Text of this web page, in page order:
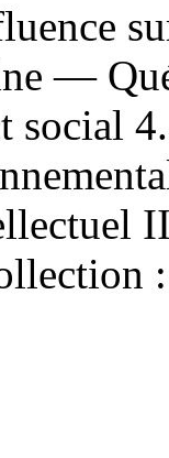
—
social
: